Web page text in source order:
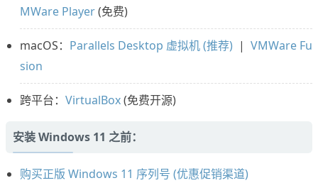
MWare Player(免费)
macOS： Parallels Desktop 虚拟机 (推荐) | VMWare Fu
sion
跨平台： VirtualBox(免费开源)
安装 Windows 11 之前：
购买正版 Windows 11 序列号 (优惠促销渠道)